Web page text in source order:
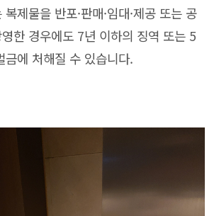
제물을 반포·판매·임대·제공 또는 공
영한 경우에도 7년 이하의 징역 또는 5
금에 처해질 수 있습니다.